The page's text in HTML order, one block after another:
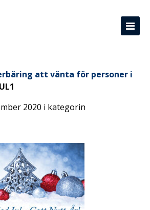
att vänta för personer i
2020 i kategorin